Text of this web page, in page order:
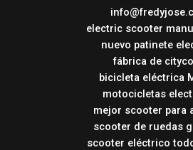
electric scooter
nuevo patinete
fábrica de
bicicleta eléctrica
motocicletas
mejor scooter para
scooter de ruedas
scooter eléctrico